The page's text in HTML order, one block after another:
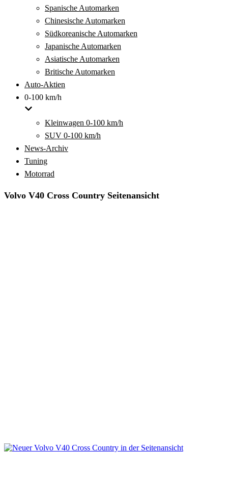
Spanische Automarken
Chinesische Automarken
Südkoreanische Automarken
Japanische Automarken
Asiatische Automarken
Britische Automarken
Auto-Aktien
0-100 km/h
Kleinwagen 0-100 km/h
SUV 0-100 km/h
News-Archiv
Tuning
Motorrad
Volvo V40 Cross Country Seitenansicht